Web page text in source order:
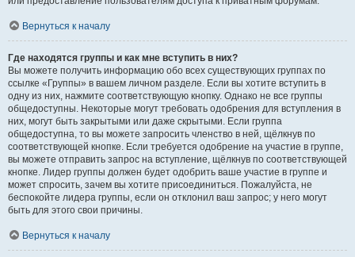
Вернуться к началу
Где находятся группы и как мне вступить в них?
Вы можете получить информацию обо всех существующих группах по
ссылке «Группы» в вашем личном разделе. Если вы хотите вступить в
одну из них, нажмите соответствующую кнопку. Однако не все группы
общедоступны. Некоторые могут требовать одобрения для вступления в
них, могут быть закрытыми или даже скрытыми. Если группа
общедоступна, то вы можете запросить членство в ней, щёлкнув по
соответствующей кнопке. Если требуется одобрение на участие в группе,
вы можете отправить запрос на вступление, щёлкнув по соответствующей
кнопке. Лидер группы должен будет одобрить ваше участие в группе и
может спросить, зачем вы хотите присоединиться. Пожалуйста, не
беспокойте лидера группы, если он отклонил ваш запрос; у него могут
быть для этого свои причины.
Вернуться к началу